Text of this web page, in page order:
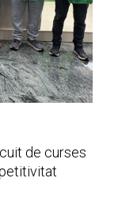
de curses